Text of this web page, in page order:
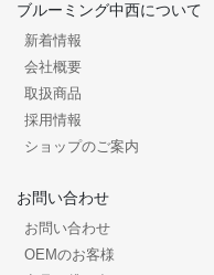
ブルーミング中西について
新着情報
会社概要
取扱商品
採用情報
ショップのご案内
お問い合わせ
お問い合わせ
OEMのお客様